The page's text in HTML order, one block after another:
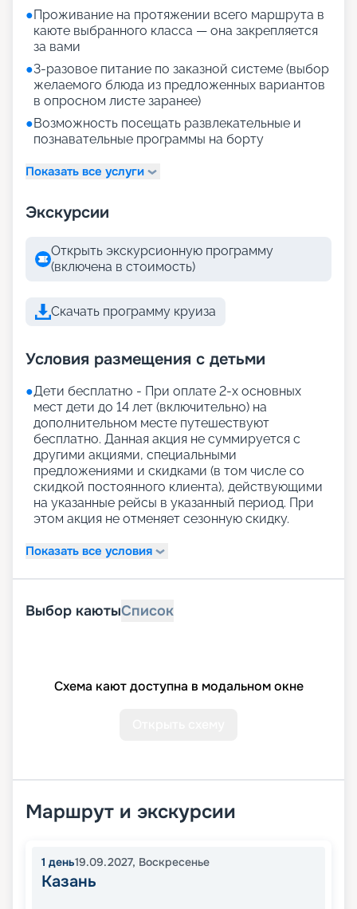
●Проживание на протяжении всего маршрута в
каюте выбранного класса — она закрепляется
за вами
●3-разовое питание по заказной системе (выбор
желаемого блюда из предложенных вариантов
в опросном листе заранее)
●Возможность посещать развлекательные и
познавательные программы на борту
Показать все услуги
Экскурсии
Открыть экскурсионную программу
(включена в стоимость)
Скачать программу круиза
Условия размещения с детьми
●Дети бесплатно - При оплате 2-х основных
мест дети до 14 лет (включительно) на
дополнительном месте путешествуют
бесплатно. Данная акция не суммируется с
другими акциями, специальными
предложениями и скидками (в том числе со
скидкой постоянного клиента), действующими
на указанные рейсы в указанный период. При
этом акция не отменяет сезонную скидку.
Показать все условия
Выбор каютыСписок
Схема кают доступна в модальном окне
Маршрут и экскурсии
1 день19.09.2027, Воскресенье
Казань